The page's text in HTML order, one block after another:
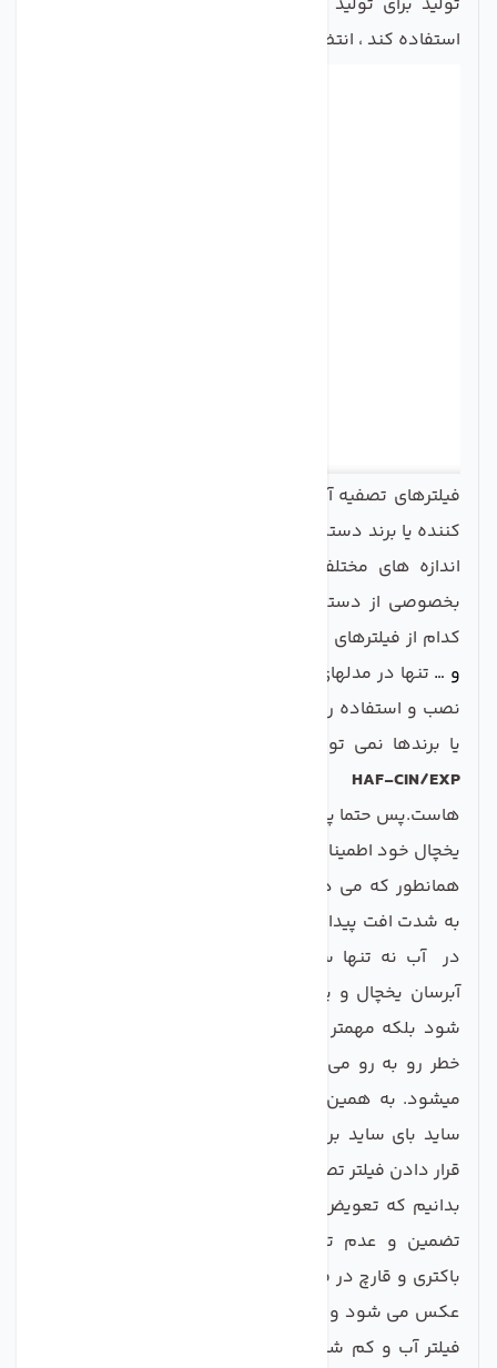
استفاده کند ، انتظار می رود.
فیلترهای تصفیه آب داخلی یخچال بسته به کمپانی تولید
کننده یا برند دستگاه و نوع طراحی یا مدل آن در اشکال و
اندازه های مختلفی تولید می‌شوند و فقط در مدلهای
بخصوصی از دستگاه‌ها قابل استفاده می باشد.مثلا هر
کدام از فیلترهای
و … تنها در مدلهای طراحی شده برای همان شرکت قابلیت
نصب و استفاده را دارند و از آن فیلتر ها برای سایر مدلها
یا برندها نمی توان استفاده کرد.فیلتر ساید
DA29-00020B HAF-CIN/EXP
هاست.پس حتما پیش از خرید در انتخاب نوع و مارک فیلتر
یخچال خود اطمینان پیدا کنید.
همانطور که می دانید در سالهای اخیر کیفیت آب شهری
به شدت افت پیدا کرده و این ناخالصی ها و املاح موجود
در آب نه تنها سبب بروز اشکال و خرابی در سیستم‌
آبرسان یخچال و پایین آمدن عمر فیلتر ها و قطعات می
شود بلکه مهمتر از آن سلامت شما و خانواده شما را با
خطر رو به رو می کند و باعث بیماری‌های گوناگونی نیز
میشود. به همین خاطر کمپانی های تولید کننده یخچال
ساید بای ساید برای پیشگیری از این مشکلات اقدام به
قرار دادن فیلتر تصفیه آب در محصولات خود کرده اند.باید
بدانیم که تعویض به موقع این فیلتر ها عملکرد آنها را
تضمین و عدم تعویض به موقع موجب بوجود آمدن
باکتری و قارچ در فضای درونی فیلتر شده و عملکرد فیلتر
عکس می شود و در برخی موارد موجب مسدود شدن راه
فیلتر آب و کم شدن فشار آب می شود که این نیز برای